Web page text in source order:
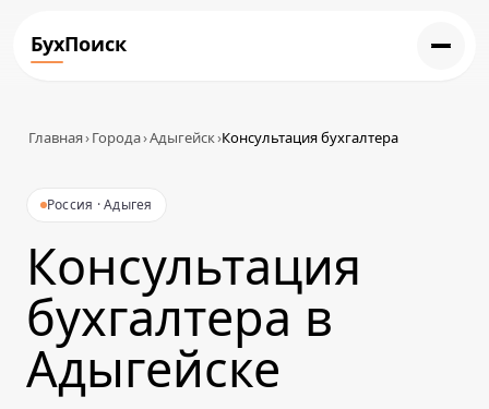
БухПоиск
Главная›Города›Адыгейск›Консультация бухгалтера
Россия · Адыгея
Консультация
бухгалтера в
Адыгейске